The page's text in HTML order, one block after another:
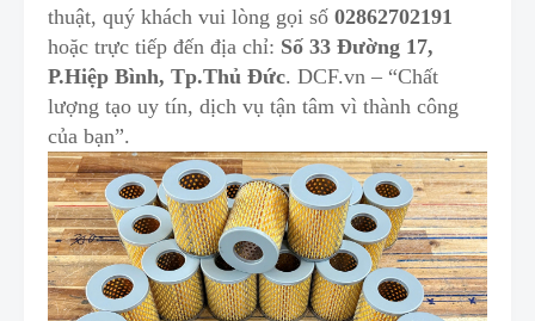
thuật, quý khách vui lòng gọi số 02862702191
hoặc trực tiếp đến địa chỉ: Số 33 Đường 17,
P.Hiệp Bình, Tp.Thủ Đức. DCF.vn – “Chất
lượng tạo uy tín, dịch vụ tận tâm vì thành công
của bạn”.